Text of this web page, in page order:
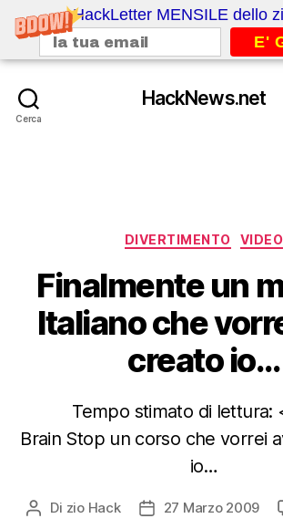
HackLetter MENSILE dello
E'
Cerca
HackNews.net
Categorie
DIVERTIMENTO VIDEO
Finalmente un
Italiano che
creato io…
Tempo stimato di lettura:
Brain Stop un corso che vorrei
io…
Autore
Di zio Hack
Data27 Marzo 2009